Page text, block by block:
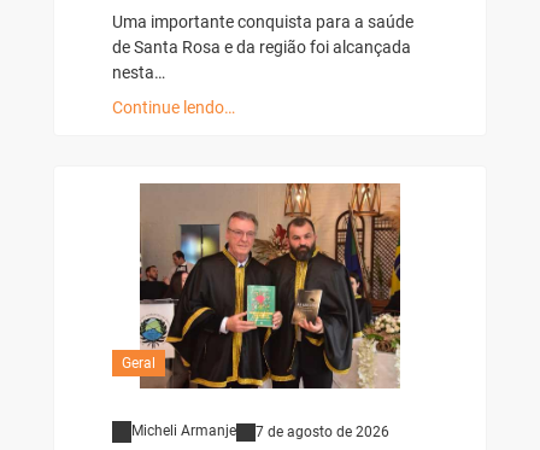
Uma importante conquista para a saúde
de Santa Rosa e da região foi alcançada
nesta…
Continue lendo…
Geral
Micheli Armanje 7 de agosto de 2026